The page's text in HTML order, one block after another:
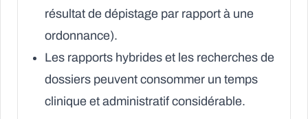
résultat de dépistage par rapport à une
ordonnance).
Les rapports hybrides et les recherches de
dossiers peuvent consommer un temps
clinique et administratif considérable.